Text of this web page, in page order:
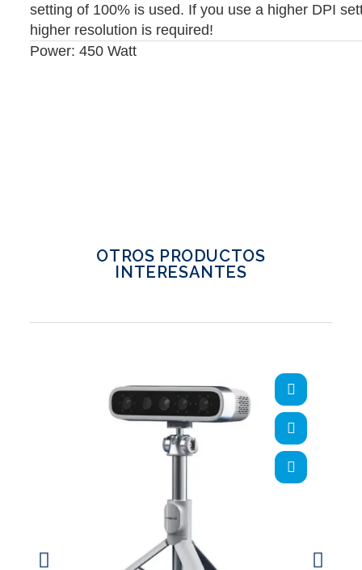
setting of 100% is used. If you use a higher DPI
higher resolution is required!
Power: 450 Watt
OTROS PRODUCTOS
INTERESANTES